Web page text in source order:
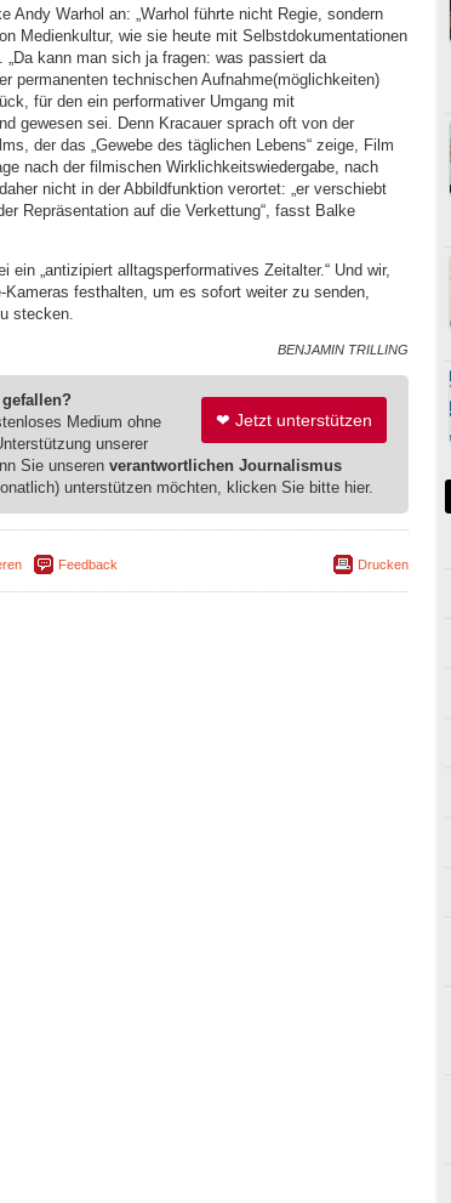
Andy Warhol an: „Warhol führte nicht Regie, sondern
Medienkultur, wie sie heute mit Selbstdokumentationen
kann man sich ja fragen: was passiert da
permanenten technischen Aufnahme(möglichkeiten)
für den ein performativer Umgang mit
gewesen sei. Denn Kracauer sprach oft von der
der das „Gewebe des täglichen Lebens“ zeige, Film
nach der filmischen Wirklichkeitswiedergabe, nach
nicht in der Abbildfunktion verortet: „er verschiebt
Repräsentation auf die Verkettung“, fasst Balke
ein „antizipiert alltagsperformatives Zeitalter.“ Und wir,
festhalten, um es sofort weiter zu senden,
stecken.
BENJAMIN TRILLING
❤ Jetzt unterstützen
Medium ohne
unserer
Sie unseren verantwortlichen Journalismus
unterstützen möchten, klicken Sie bitte hier.
Feedback Drucken